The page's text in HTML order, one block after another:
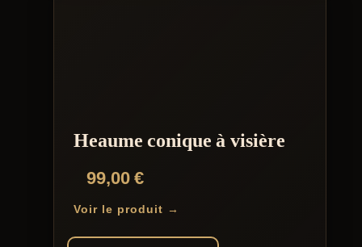
Heaume conique à visière
99,00€
Voir le produit →